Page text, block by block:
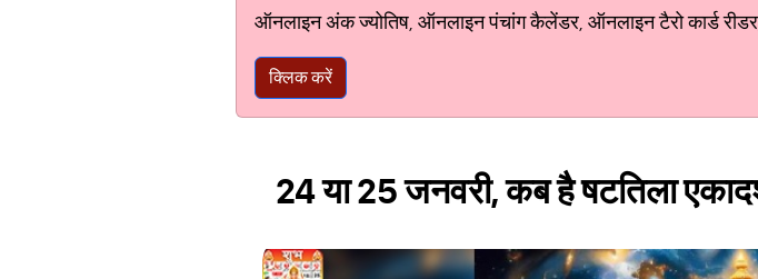
ऑनलाइन अंक ज्योतिष, ऑनलाइन पंचांग कैलेंडर, ऑनलाइन टैरो कार्ड
क्लिक करें
24 या 25 जनवरी, कब है षटतिला